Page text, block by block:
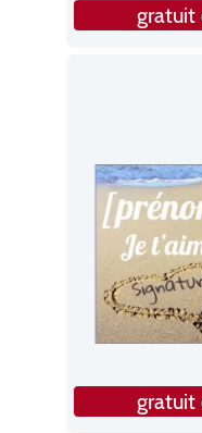
gratuit
gratuit